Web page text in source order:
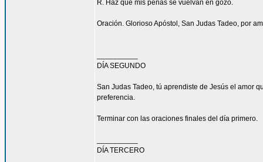
R. Haz que mis penas se vuelvan en gozo.
Oración. Glorioso Apóstol, San Judas Tadeo, por
DÍA SEGUNDO
San Judas Tadeo, tú aprendiste de Jesús el amor
preferencia.
Terminar con las oraciones finales del día primero.
DÍA TERCERO